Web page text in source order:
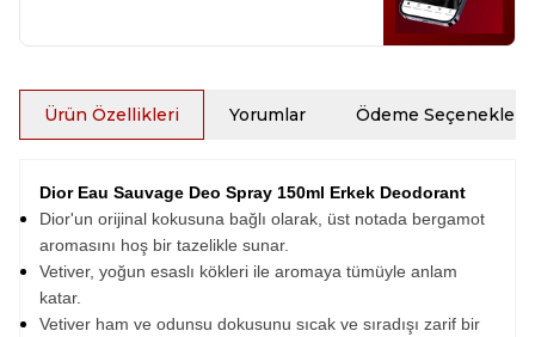
Ürün Özellikleri Yorumlar Ödeme Seçenekleri
Dior Eau Sauvage Deo Spray 150ml Erkek Deodorant
Dior'un orijinal kokusuna bağlı olarak, üst notada bergamot
aromasını hoş bir tazelikle sunar.
Vetiver, yoğun esaslı kökleri ile aromaya tümüyle anlam
katar.
Vetiver ham ve odunsu dokusunu sıcak ve sıradışı zarif bir